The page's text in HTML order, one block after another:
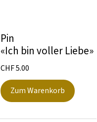
Pin
«Ich bin voller Liebe»
CHF5.00
Zum Warenkorb